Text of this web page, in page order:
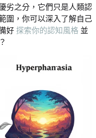
劣之分，它們只是人類認
圍，你可以深入了解自己
好 探索你的認知風格 並